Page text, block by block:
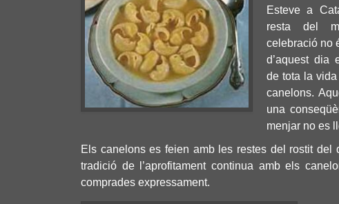
Esteve a
resta del
celebració no
d’aquest dia
de tota la
canelons.
una
menjar no es
Els canelons es feien amb les restes del rostit del
tradició de l’aprofitament continua amb els
comprades expressament.